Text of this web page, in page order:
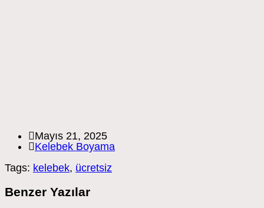
Post
published:
Mayıs 21, 2025
Post
Kelebek Boyama
Tags: kelebek, ücretsiz
Benzer Yazılar